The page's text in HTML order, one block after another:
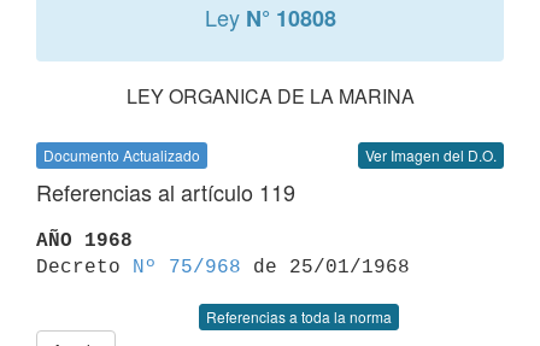
Ley N° 10808
LEY ORGANICA DE LA MARINA
Documento Actualizado Ver Imagen del D.O.
Referencias al artículo 119
AÑO 1968
Decreto
Nº 75/968
Referencias a toda la norma